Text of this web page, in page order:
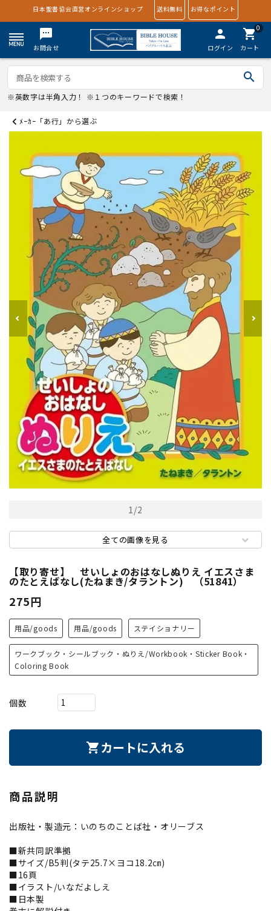
日本聖書協会直営オンラインショップ 送料無料 お得なポイント
textsms
お問合せ
person
ログイン
0
shopping_cart
カート
search
※英数字は半角入力！ ※１つのキーワードで検索！
ﾒｰｶｰ「あ行」から選ぶ
1/2
全ての画像を見る
【取り寄せ】 せいしょのおはなしぬりえ イエスさま
のたとえばなし(たねまき/タラントン) （51841）
275円
用品/goods 用品/goods ステイショナリー
ワークブック・シールブック・ぬりえ/Workbook・Sticker Book・
Coloring Book
個数
shopping_cart カートに入れる
商品説明
出版社・製造元：いのちのことば社・オリーブス
■新共同訳準拠
■サイズ/B5判(タテ25.7×ヨコ18.2㎝)
■16頁
■イラスト/いなだよしえ
■日本製